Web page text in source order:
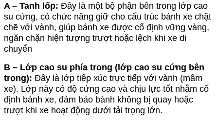
A – Tanh lốp: Đây là một bộ phận bên trong lớp cao
su cứng, có chức năng giữ cho cấu trúc bánh xe chặt
chẽ với vành, giúp bánh xe được cố định vững vàng,
ngăn chặn hiện tượng trượt hoặc lệch khi xe di
chuyển
B – Lớp cao su phía trong (lớp cao su cứng bên
trong): Đây là lớp tiếp xúc trực tiếp với vành (mâm
xe). Lớp này có độ cứng cao và chịu lực tốt nhằm cố
định bánh xe, đảm bảo bánh không bị quay hoặc
trượt khi xe hoạt động dưới tải trọng lớn.